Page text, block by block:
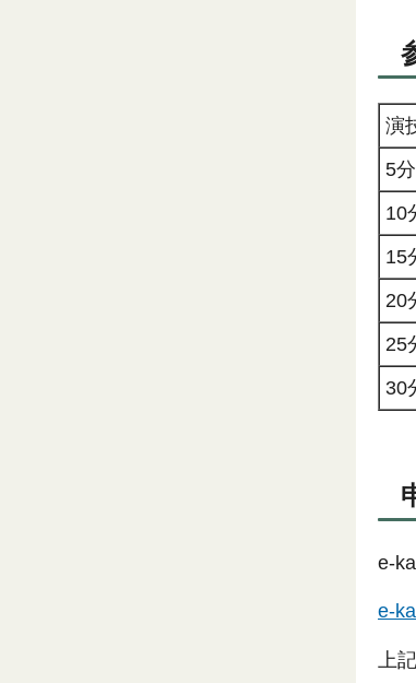
演
5分
10
15
20
25
30
e-
e-
上